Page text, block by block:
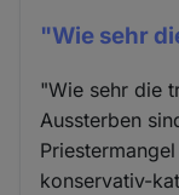
"Wie sehr
"Wie sehr die
Aussterben
konservativ-